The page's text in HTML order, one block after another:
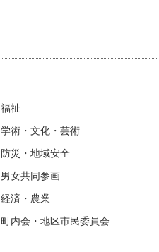
福祉
学術・文化・芸術
防災・地域安全
男女共同参画
経済・農業
町内会・地区市民委員会